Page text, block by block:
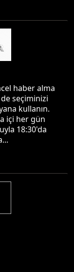
haber alma
seçiminizi
kullanın.
içi her gün
18:30'da